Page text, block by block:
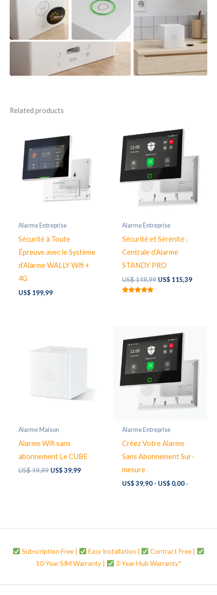
Related products
Alarme Entreprise
Sécurité à Toute
Épreuve avec le Système
d’Alarme WALLY Wifi +
4G
US$199,99
Alarme Entreprise
Sécurité et Sérénité :
Centrale d’Alarme
STANDY PRO
US$149,99 Original
US$115,39Current
Alarme Maison
Alarme Wifi sans
abonnement Le CUBE
US$49,99 Original
US$39,99Current
Alarme Entreprise
Créez Votre Alarme
Sans Abonnement Sur-
mesure
US$39,90- US$0,00 -
Subscription Free | Easy Installation |
Contract Free |
10-Year SIM Warranty |
3-Year Hub Warranty*